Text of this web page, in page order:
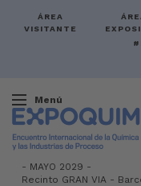
ÁREA
VISITANTE
Menú
- MAYO 2029 -
Recinto GRAN VIA -